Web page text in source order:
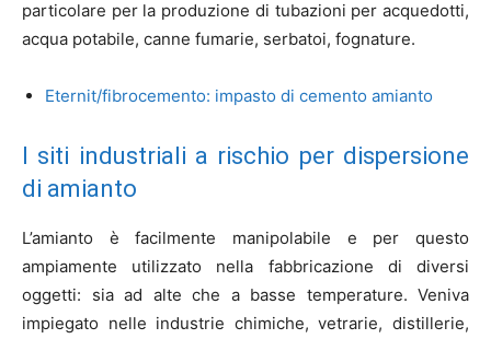
particolare per la produzione di tubazioni per acquedotti,
acqua potabile, canne fumarie, serbatoi, fognature.
Eternit/fibrocemento: impasto di cemento amianto
I siti industriali a rischio per dispersione
di amianto
L’amianto è facilmente manipolabile e per questo
ampiamente utilizzato nella fabbricazione di diversi
oggetti: sia ad alte che a basse temperature. Veniva
impiegato nelle industrie chimiche, vetrarie, distillerie,